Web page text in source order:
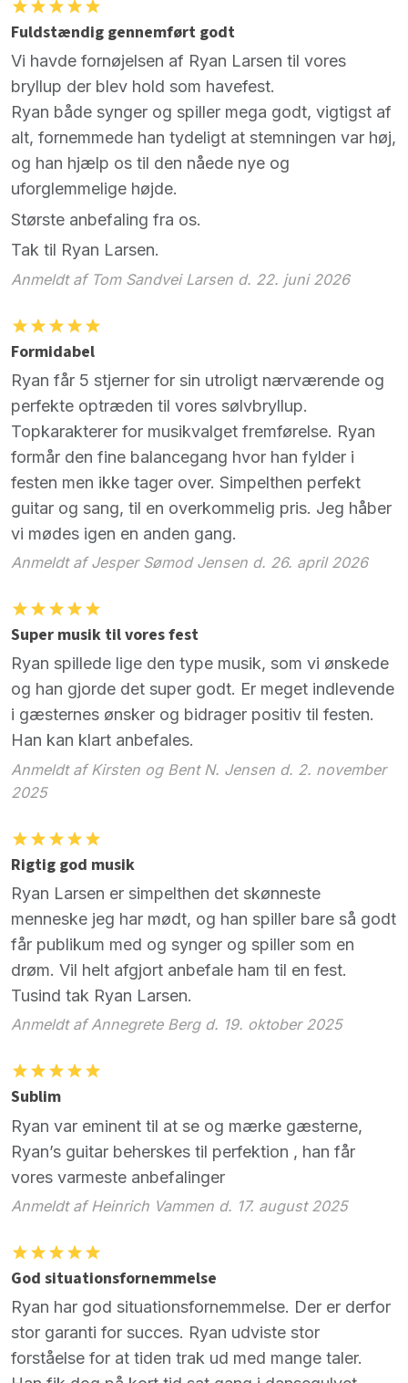
Fuldstændig gennemført godt
Vi havde fornøjelsen af Ryan Larsen til vores
bryllup der blev hold som havefest.
Ryan både synger og spiller mega godt, vigtigst af
alt, fornemmede han tydeligt at stemningen var høj,
og han hjælp os til den nåede nye og
uforglemmelige højde.
Største anbefaling fra os.
Tak til Ryan Larsen.
Anmeldt af Tom Sandvei Larsen d. 22. juni 2026
Formidabel
Ryan får 5 stjerner for sin utroligt nærværende og
perfekte optræden til vores sølvbryllup.
Topkarakterer for musikvalget fremførelse. Ryan
formår den fine balancegang hvor han fylder i
festen men ikke tager over. Simpelthen perfekt
guitar og sang, til en overkommelig pris. Jeg håber
vi mødes igen en anden gang.
Anmeldt af Jesper Sømod Jensen d. 26. april 2026
Super musik til vores fest
Ryan spillede lige den type musik, som vi ønskede
og han gjorde det super godt. Er meget indlevende
i gæsternes ønsker og bidrager positiv til festen.
Han kan klart anbefales.
Anmeldt af Kirsten og Bent N. Jensen d. 2. november
2025
Rigtig god musik
Ryan Larsen er simpelthen det skønneste
menneske jeg har mødt, og han spiller bare så godt
får publikum med og synger og spiller som en
drøm. Vil helt afgjort anbefale ham til en fest.
Tusind tak Ryan Larsen.
Anmeldt af Annegrete Berg d. 19. oktober 2025
Sublim
Ryan var eminent til at se og mærke gæsterne,
Ryan’s guitar beherskes til perfektion , han får
vores varmeste anbefalinger
Anmeldt af Heinrich Vammen d. 17. august 2025
God situationsfornemmelse
Ryan har god situationsfornemmelse. Der er derfor
stor garanti for succes. Ryan udviste stor
forståelse for at tiden trak ud med mange taler.